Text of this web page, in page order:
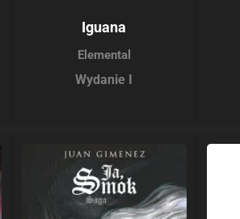
Iguana
Elemental
Wydanie I